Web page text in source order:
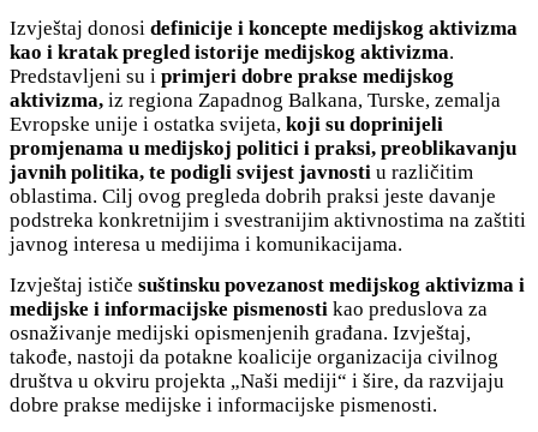
Izvještaj donosi definicije i koncepte medijskog aktivizma
kao i kratak pregled istorije medijskog aktivizma.
Predstavljeni su i primjeri dobre prakse medijskog
aktivizma, iz regiona Zapadnog Balkana, Turske, zemalja
Evropske unije i ostatka svijeta, koji su doprinijeli
promjenama u medijskoj politici i praksi, preoblikavanju
javnih politika, te podigli svijest javnosti u različitim
oblastima. Cilj ovog pregleda dobrih praksi jeste davanje
podstreka konkretnijim i svestranijim aktivnostima na zaštiti
javnog interesa u medijima i komunikacijama.
Izvještaj ističe suštinsku povezanost medijskog aktivizma i
medijske i informacijske pismenosti kao preduslova za
osnaživanje medijski opismenjenih građana. Izvještaj,
takođe, nastoji da potakne koalicije organizacija civilnog
društva u okviru projekta „Naši mediji“ i šire, da razvijaju
dobre prakse medijske i informacijske pismenosti.